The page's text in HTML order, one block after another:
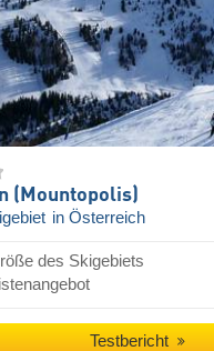
(Mountopolis)
in Österreich
des Skigebiets
Testbericht